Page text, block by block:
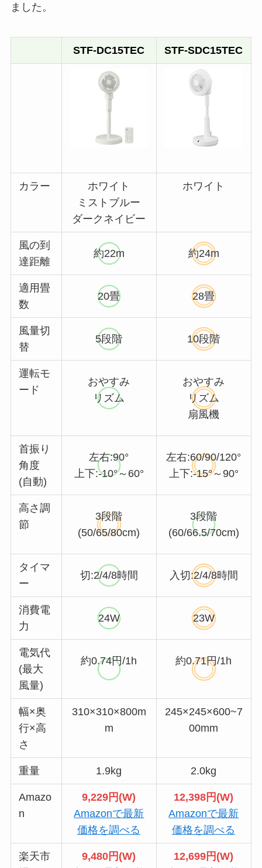
ました。
STF-DC15TEC STF-SDC15TEC
カラー
ホワイト
ミストブルー
ダークネイビー
ホワイト
風の到
達距離
約22m 約24m
適用畳
数
20畳 28畳
風量切
替
5段階 10段階
運転モ
ード
おやすみ
リズム
おやすみ
リズム
扇風機
首振り
角度
(自動)
左右:90°
上下:-10°～60°
左右:60/90/120°
上下:-15°～90°
高さ調
節
3段階
(50/65/80cm)
3段階
(60/66.5/70cm)
タイマ
ー
切:2/4/8時間 入切:2/4/8時間
消費電
力
24W 23W
電気代
(最大
風量)
約0.74円/1h 約0.71円/1h
幅×奥
行×高
さ
310×310×800m
m
245×245×600~7
00mm
重量 1.9kg 2.0kg
Amazo
n
9,229円(W)
Amazonで最新
価格を調べる
12,398円(W)
Amazonで最新
価格を調べる
楽天市
9,480円(W)
12,699円(W)